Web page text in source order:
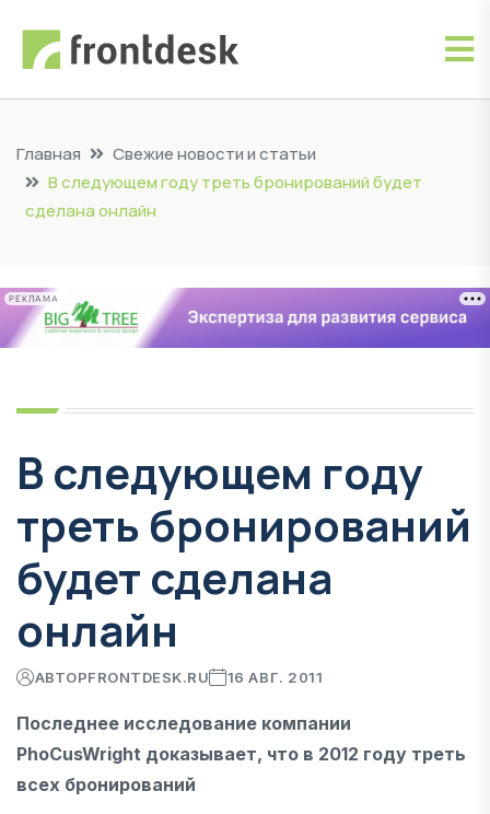
Главная
Свежие новости и статьи
В следующем году треть бронирований будет
сделана онлайн
РЕКЛАМА
В следующем году
треть бронирований
будет сделана
онлайн
АВТОРFRONTDESK.RU 16 АВГ. 2011
Последнее исследование компании
PhoCusWright доказывает, что в 2012 году треть
всех бронирований